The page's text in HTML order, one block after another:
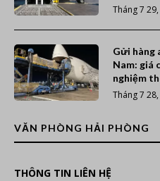
Tháng 7
Gửi hàng
Nam: giá
nghiệm
Tháng 7
VĂN PHÒNG HẢI PHÒNG
THÔNG TIN LIÊN HỆ